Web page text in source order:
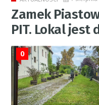
Zamek
PIT. Lokal jest
0